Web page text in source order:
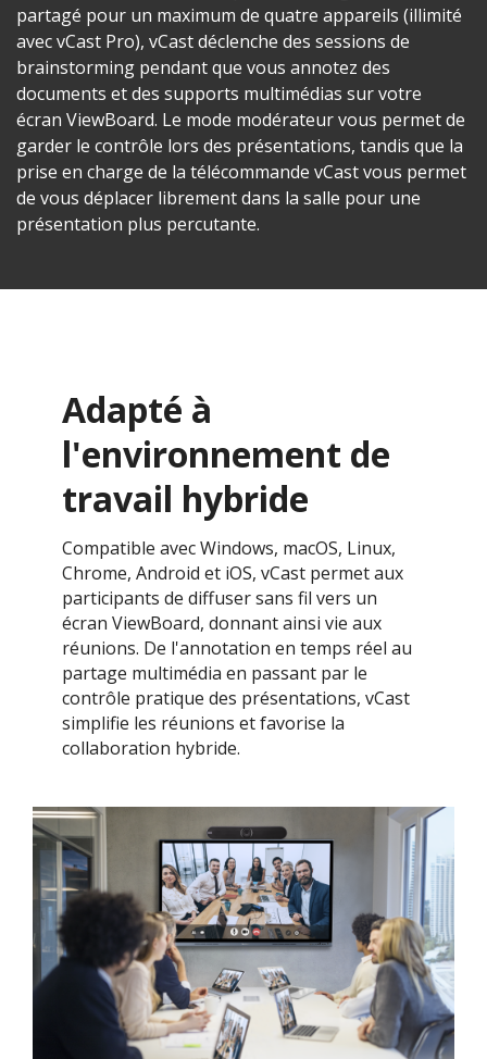
partagé pour un maximum de quatre appareils (illimité
avec vCast Pro), vCast déclenche des sessions de
brainstorming pendant que vous annotez des
documents et des supports multimédias sur votre
écran ViewBoard. Le mode modérateur vous permet de
garder le contrôle lors des présentations, tandis que la
prise en charge de la télécommande vCast vous permet
de vous déplacer librement dans la salle pour une
présentation plus percutante.
Adapté à
l'environnement de
travail hybride​
Compatible avec Windows, macOS, Linux,
Chrome, Android et iOS, vCast permet aux
participants de diffuser sans fil vers un
écran ViewBoard, donnant ainsi vie aux
réunions. De l'annotation en temps réel au
partage multimédia en passant par le
contrôle pratique des présentations, vCast
simplifie les réunions et favorise la
collaboration hybride.​